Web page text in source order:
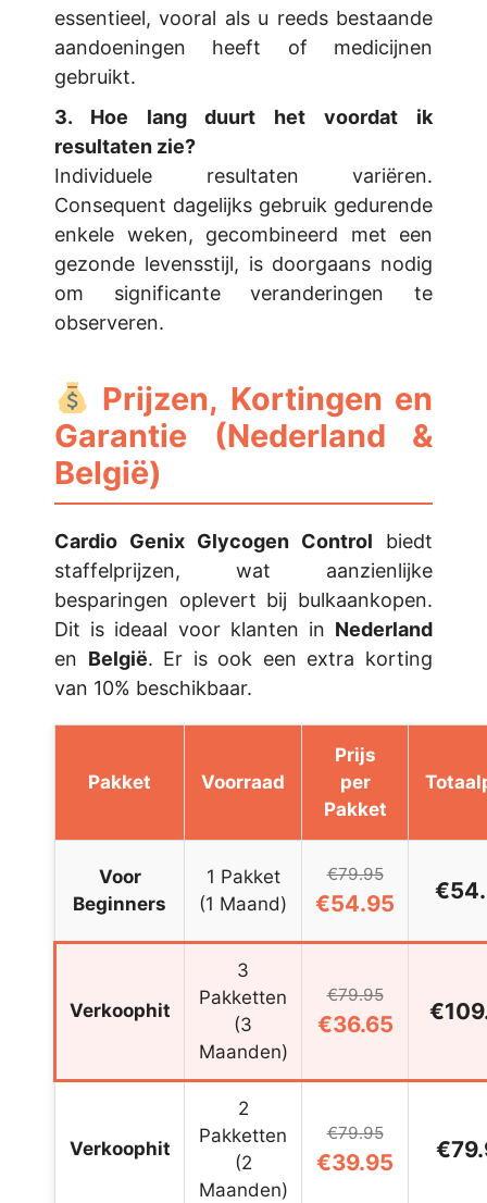
essentieel, vooral als u reeds bestaande
aandoeningen heeft of medicijnen
gebruikt.
3. Hoe lang duurt het voordat ik
resultaten zie?
Individuele resultaten variëren.
Consequent dagelijks gebruik gedurende
enkele weken, gecombineerd met een
gezonde levensstijl, is doorgaans nodig
om significante veranderingen te
observeren.
Prijzen, Kortingen en
Garantie (Nederland &
België)
Cardio Genix Glycogen Control biedt
staffelprijzen, wat aanzienlijke
besparingen oplevert bij bulkaankopen.
Dit is ideaal voor klanten in Nederland
en België. Er is ook een extra korting
van 10% beschikbaar.
Pakket Voorraad
Prijs
per
Pakket
Voor
Beginners
1 Pakket
(1 Maand)
€79.95
€54.95
Verkoophit
3
Pakketten
(3
Maanden)
€79.95
€36.65
Verkoophit
2
Pakketten
(2
Maanden)
€79.95
€39.95